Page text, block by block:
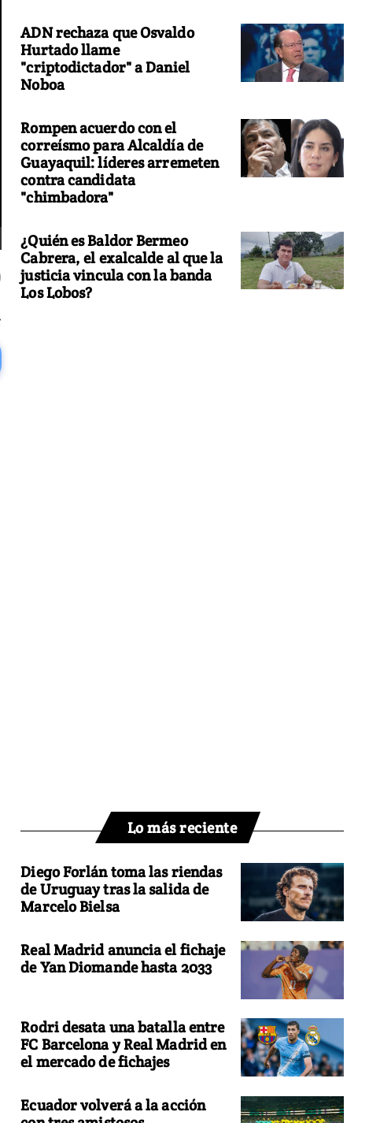
ADN rechaza que Osvaldo
Hurtado llame
"criptodictador" a Daniel
Noboa
Rompen acuerdo con el
correísmo para Alcaldía de
Guayaquil: líderes arremeten
contra candidata
"chimbadora"
¿Quién es Baldor Bermeo
Cabrera, el exalcalde al que la
justicia vincula con la banda
Los Lobos?
Lo más reciente
Diego Forlán toma las riendas
de Uruguay tras la salida de
Marcelo Bielsa
Real Madrid anuncia el fichaje
de Yan Diomande hasta 2033
Rodri desata una batalla entre
FC Barcelona y Real Madrid en
el mercado de fichajes
Ecuador volverá a la acción